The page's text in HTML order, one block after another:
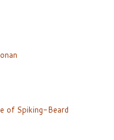
of Spiking-Beard